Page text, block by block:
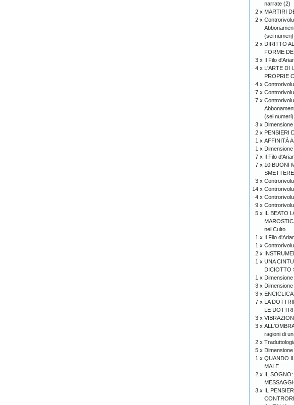
narrate (2)
2 x MARTIRI
2 x
(sei numeri)
2 x DIRITTO
FORME
3 x Il Filo
4 x L'ARTE DI
PROPRIE
4 x
7 x
7 x
(sei numeri)
3 x
2 x PENSIERI
1 x AFFINITÀ
1 x
7 x Il Filo
7 x 10 BUONI
3 x
14 x
4 x
9 x
5 x IL BEATO
nel Culto
1 x Il Filo
1 x
2 x
1 x UNA
DICIOTTO
1 x
3 x
3 x
7 x LA
LE
3 x
3 x
ragioni di
2 x
5 x
1 x QUANDO
MALE
2 x IL SOGNO:
3 x IL